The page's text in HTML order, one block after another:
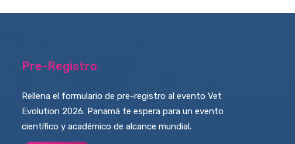
Pre-Registro
Rellena el formulario de pre-registro al evento Vet
Evolution 2026. Panamá te espera para un evento
científico y académico de alcance mundial.